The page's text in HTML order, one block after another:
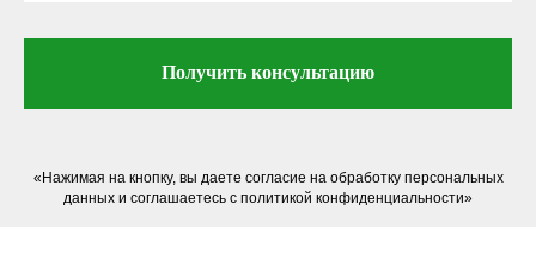
Получить консультацию
«Нажимая на кнопку, вы даете согласие на обработку персональных
данных и соглашаетесь c политикой конфиденциальности»